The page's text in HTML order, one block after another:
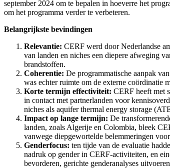
september 2024 om te bepalen in hoeverre het
om het programma verder te verbeteren.
Belangrijkste bevindingen
Relevantie: CERF werd door Nederlandse
van landen en niches een diepere afweging
brandstoffen.
Coherentie: De programmatische aanpak
was echter ruimte om de externe coördinatie
Korte termijn effectiviteit: CERF heeft met
in contact met partnerlanden voor
niches als aquifer thermal energy storage
Impact op lange termijn: De
landen, zoals Algerije en Colombia, bleek
vanwege diepgewortelde belemmeringen
Genderfocus: ten tijde van de evaluatie
nadruk op gender in CERF-activiteiten, en
bevorderen, gerichte genderanalyses